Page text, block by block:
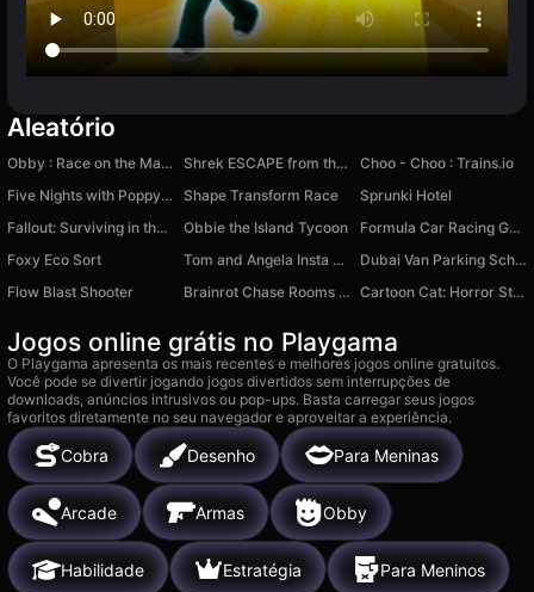
Aleatório
Obby : Race on the Math Tower Shrek ESCAPE from the Swamp 2
Choo - Choo : Trains.io
Five Nights with Poppy Playtime
Shape Transform Race
Sprunki Hotel
Fallout: Surviving in the Wasteland
Obbie the Island Tycoon
Formula Car Racing Games
Foxy Eco Sort
Tom and Angela Insta Fashion
Dubai Van Parking School
Flow Blast Shooter
Brainrot Chase Rooms Shooting Arena Cartoon Cat: Horror Story
Jogos online grátis no Playgama
O Playgama apresenta os mais recentes e melhores jogos online gratuitos.
Você pode se divertir jogando jogos divertidos sem interrupções de
downloads, anúncios intrusivos ou pop-ups. Basta carregar seus jogos
favoritos diretamente no seu navegador e aproveitar a experiência.
Cobra Desenho Para Meninas
Arcade Armas Obby
Habilidade Estratégia Para Meninos